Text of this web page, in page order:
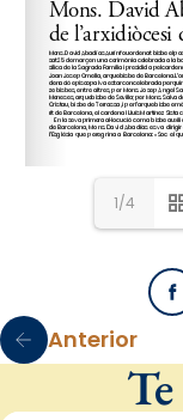
1/4
Anterior